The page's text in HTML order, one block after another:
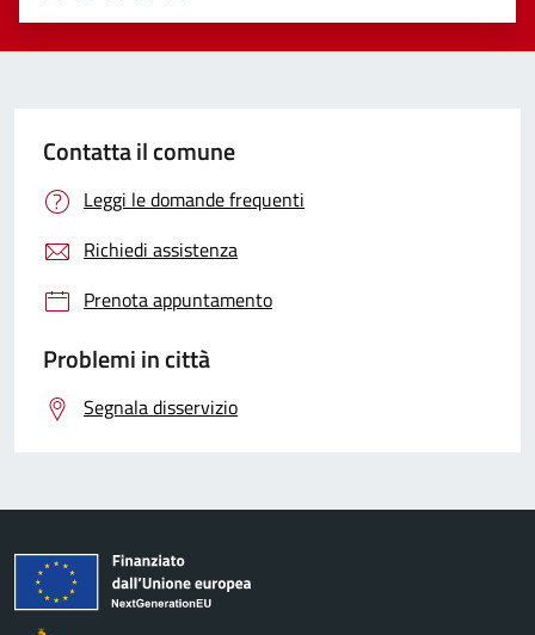
Valuta 5 stelle su 5
Valuta 4 stelle su 5
Valuta 3 stelle su 5
Valuta 2 stelle su 5
Valuta 1 stelle su 5
Contatta il comune
Leggi le domande frequenti
Richiedi assistenza
Prenota appuntamento
Problemi in città
Segnala disservizio